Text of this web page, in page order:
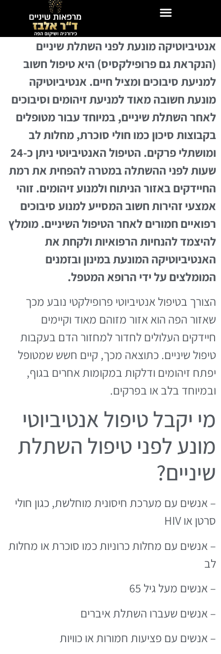
אנטיביוטיקה מונעת לפני השתלת שיניים
(הנקראת גם פרופילקסיס) היא טיפול חשוב
למניעת סיבוכים ומציל חיים. אנטיביוטיקה
מונעת חשובה מאוד למניעת זיהומים וסיבוכים
לאחר השתלת שיניים, במיוחד עבור מטופלים
בקבוצות סיכון כמו חולי סוכרת, מחלות לב
ומושתלי פרקים. הטיפול האנטיביוטי ניתן כ-24
שעות לפני ההשתלה במטרה להפחית את רמת
החיידקים באזור הניתוח ולמנוע זיהומים. זוהי
אמצעי זהירות חשוב המסייע למנוע סיבוכים
רפואיים חמורים לאחר הטיפול השיניים. מומלץ
להיצמד להנחיות הרפואיות ולקחת את
האנטיביוטיקה המונעת במינון ובזמנים
המומלצים על ידי הרופא המטפל.
הצורך בטיפול אנטיביוטי פרופילקטי נובע מכך
שאזור הפה הוא אזור מזוהם מאוד וקיימים
חיידקים העלולים לחדור למחזור הדם בעקבות
טיפול שיניים. כתוצאה מכך, קיים חשש שמטופל
יפתח זיהומים ודלקות במקומות אחרים בגוף,
ובמיוחד בלב או בפרקים.
מי יקבל טיפול אנטיביוטי
מונע לפני טיפול השתלת
שיניים?
– אנשים עם מערכת חיסונית מוחלשת, כגון חולי
סרטן או HIV
– אנשים עם מחלות כרוניות כמו סוכרת או מחלות
לב
– אנשים מעל גיל 65
– אנשים שעברו השתלת איברים
– אנשים עם פציעות חמורות או כוויות